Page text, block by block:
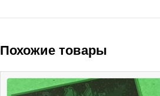
Похожие товары